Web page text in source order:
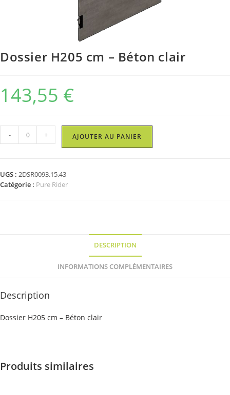
Dossier H205 cm – Béton clair
143,55 €
quantité
de
cm
-
- + AJOUTER AU PANIER
UGS : 2DSR0093.15.43
Catégorie : Pure Rider
DESCRIPTION
INFORMATIONS COMPLÉMENTAIRES
Description
Dossier H205 cm – Béton clair
Produits similaires